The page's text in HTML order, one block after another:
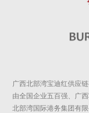
广西北部湾宝迪红供应
由全国企业五百强、广
北部湾国际港务集团有